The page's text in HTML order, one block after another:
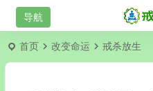
首页 改变命运 戒杀放生